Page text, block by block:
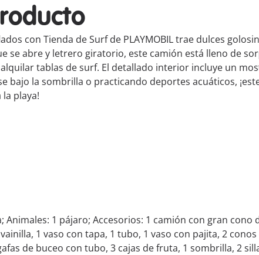
con Tienda de Surf de PLAYMOBIL trae dulces
se abre y letrero giratorio, este camión está lleno de
tablas de surf. El detallado interior incluye un
bajo la sombrilla o practicando deportes acuáticos,
playa!
1 pájaro; Accesorios: 1 camión con gran cono
1 vaso con tapa, 1 tubo, 1 vaso con pajita, 2
de buceo con tubo, 3 cajas de fruta, 1 sombrilla, 2